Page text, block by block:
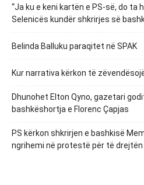
“Ja ku e keni kartën e PS-së, do ta
Selenicës kundër shkrirjes së
Belinda Balluku paraqitet në SPAK
Kur narrativa kërkon të
Dhunohet Elton Qyno, gazetari
bashkëshortja e Florenc Çapjas
PS kërkon shkrirjen e bashkisë
ngrihemi në protestë për të